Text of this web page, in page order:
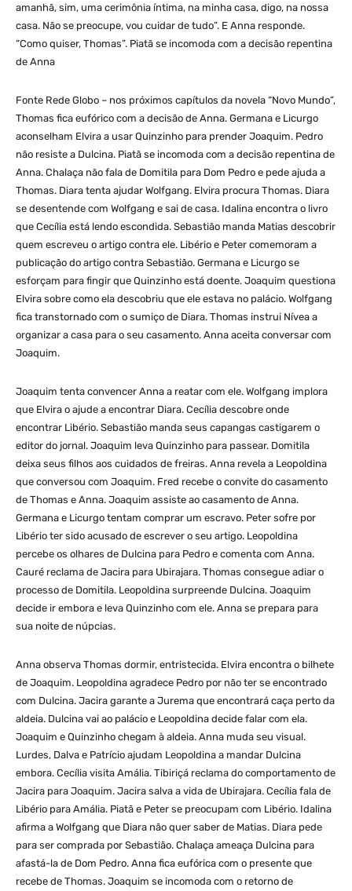
amanhã, sim, uma cerimônia íntima, na minha casa, digo, na nossa
casa. Não se preocupe, vou cuidar de tudo”. E Anna responde.
“Como quiser, Thomas”. Piatã se incomoda com a decisão repentina
de Anna
Fonte Rede Globo – nos próximos capítulos da novela “Novo Mundo”,
Thomas fica eufórico com a decisão de Anna. Germana e Licurgo
aconselham Elvira a usar Quinzinho para prender Joaquim. Pedro
não resiste a Dulcina. Piatã se incomoda com a decisão repentina de
Anna. Chalaça não fala de Domitila para Dom Pedro e pede ajuda a
Thomas. Diara tenta ajudar Wolfgang. Elvira procura Thomas. Diara
se desentende com Wolfgang e sai de casa. Idalina encontra o livro
que Cecília está lendo escondida. Sebastião manda Matias descobrir
quem escreveu o artigo contra ele. Libério e Peter comemoram a
publicação do artigo contra Sebastião. Germana e Licurgo se
esforçam para fingir que Quinzinho está doente. Joaquim questiona
Elvira sobre como ela descobriu que ele estava no palácio. Wolfgang
fica transtornado com o sumiço de Diara. Thomas instrui Nívea a
organizar a casa para o seu casamento. Anna aceita conversar com
Joaquim.
Joaquim tenta convencer Anna a reatar com ele. Wolfgang implora
que Elvira o ajude a encontrar Diara. Cecília descobre onde
encontrar Libério. Sebastião manda seus capangas castigarem o
editor do jornal. Joaquim leva Quinzinho para passear. Domitila
deixa seus filhos aos cuidados de freiras. Anna revela a Leopoldina
que conversou com Joaquim. Fred recebe o convite do casamento
de Thomas e Anna. Joaquim assiste ao casamento de Anna.
Germana e Licurgo tentam comprar um escravo. Peter sofre por
Libério ter sido acusado de escrever o seu artigo. Leopoldina
percebe os olhares de Dulcina para Pedro e comenta com Anna.
Cauré reclama de Jacira para Ubirajara. Thomas consegue adiar o
processo de Domitila. Leopoldina surpreende Dulcina. Joaquim
decide ir embora e leva Quinzinho com ele. Anna se prepara para
sua noite de núpcias.
Anna observa Thomas dormir, entristecida. Elvira encontra o bilhete
de Joaquim. Leopoldina agradece Pedro por não ter se encontrado
com Dulcina. Jacira garante a Jurema que encontrará caça perto da
aldeia. Dulcina vai ao palácio e Leopoldina decide falar com ela.
Joaquim e Quinzinho chegam à aldeia. Anna muda seu visual.
Lurdes, Dalva e Patrício ajudam Leopoldina a mandar Dulcina
embora. Cecília visita Amália. Tibiriçá reclama do comportamento de
Jacira para Joaquim. Jacira salva a vida de Ubirajara. Cecília fala de
Libério para Amália. Piatã e Peter se preocupam com Libério. Idalina
afirma a Wolfgang que Diara não quer saber de Matias. Diara pede
para ser comprada por Sebastião. Chalaça ameaça Dulcina para
afastá-la de Dom Pedro. Anna fica eufórica com o presente que
recebe de Thomas. Joaquim se incomoda com o retorno de